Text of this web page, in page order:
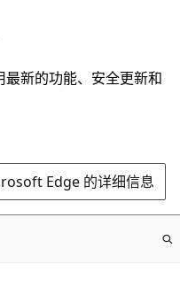
新的功能、安全更新和
Edge 的详细信息